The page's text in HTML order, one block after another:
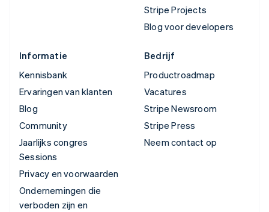
Stripe Projects
Blog voor developers
Informatie
Kennisbank
Ervaringen van klanten
Blog
Community
Jaarlijks congres
Sessions
Privacy en voorwaarden
Ondernemingen die
verboden zijn en
Bedrijf
Productroadmap
Vacatures
Stripe Newsroom
Stripe Press
Neem contact op